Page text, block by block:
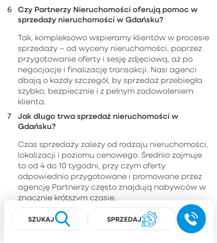
Czy Partnerzy Nieruchomości oferują pomoc w
sprzedaży nieruchomości w Gdańsku?
Tak, kompleksowo wspieramy klientów w procesie
sprzedaży – od wyceny nieruchomości, poprzez
przygotowanie oferty i sesję zdjęciową, aż po
negocjacje i finalizację transakcji. Nasi agenci
dbają o każdy szczegół, by sprzedaż przebiegła
szybko, bezpiecznie i z pełnym zadowoleniem
klienta.
Jak długo trwa sprzedaż nieruchomości w
Gdańsku?
Czas sprzedaży zależy od rodzaju nieruchomości,
lokalizacji i poziomu cenowego. Średnio zajmuje
to od 4 do 10 tygodni, przy czym oferty
odpowiednio przygotowane i promowane przez
agencję Partnerzy często znajdują nabywców w
znacznie krótszym czasie.
Czy przy zakupie nieruchomości w Gdańsku
można liczyć na wsparcie kredytowe?
SZUKAJ SPRZEDAJ